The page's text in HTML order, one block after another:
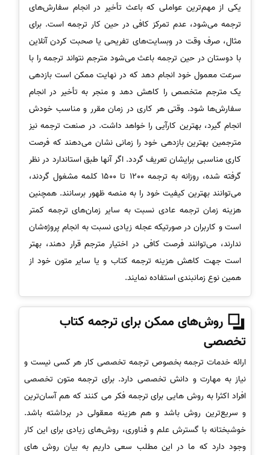
یکی از مهم‌ترین عواملی که باعث تأخیر در انجام سفارش‌های
ترجمه می‌شود، عدم تمرکز کافی در حین کار ترجمه است. برای
مثال، صرف وقت در وبسایت‌های تفریحی یا صحبت کردن آنلاین
با دوستان در حین ترجمه باعث می‌شود مترجم نتواند ترجمه را با
سرعت معمول خود انجام دهد که در نهایت ممکن است بازدهی
یک مترجم متخصص را کاهش دهد و منجر به تأخیر در انجام
سفارش‌ها شود. وقتی هر کاری در زمان مقرر و مناسب خودش
انجام گیرد، بهترین کارآیی را خواهد داشت. در صنعت ترجمه نیز
مترجمین بهترین بازدهی خود را زمانی نشان می‌دهند که فرصت
کاری مناسبی برایشان تعریف گردد. اگر آنها طبق استاندارد در نظر
گرفته شده، روزانه به ترجمه 1200 تا 1500 کلمه مشغول گردند،
می‌توانند بهترین کیفیت خود را به منصه ظهور برسانند. همچنین
هزینه زمان ترجمه عادی نسبت‌ به سایر زمان‌های ترجمه کمتر
است و کاربران در صورتیکه عجله زیادی نسبت به انجام پروژه‌شان
ندارند، می‌توانند فرصت کافی در اختیار مترجم قرار دهند، بهتر
است جهت کاهش هزینه ترجمه کتاب و یا سایر متون خود از
همین نوع زمانبندی استفاده نمایند.
روش‌های ممکن برای ترجمه کتاب
تخصصی
ارائه خدمات ترجمه بخصوص ترجمه تخصصی کار هر کسی نیست و
نیاز به مهارت و دانش تخصصی دارد. برای ترجمه متون تخصصی
افراد اکثرا به روش هایی برای ترجمه فکر می کنند که هم آسان‌ترین
و سریع‌ترین روش باشد و هم هزینه معقولی در برداشته باشد.
خوشبختانه با گسترش علم و فناوری، روش‌های زیادی برای این کار
وجود دارد که ما در این مطلب سعی داریم به بیان روش های